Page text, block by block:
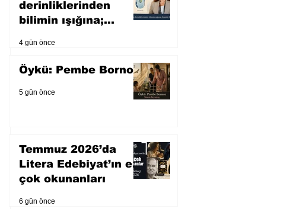
derinliklerinden
bilimin ışığına;
4 gün önce
Öykü: Pembe Bornoz
5 gün önce
Temmuz 2026’da
Litera Edebiyat’ın en
çok okunanları
6 gün önce